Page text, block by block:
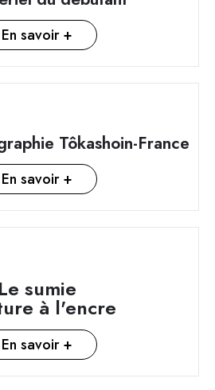
En savoir +
Tôkashoin-France
En savoir +
Le sumie
à l'encre
En savoir +